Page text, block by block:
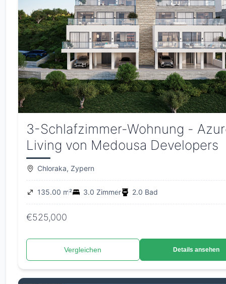
3-Schlafzimmer-Wohnung -
Living von Medousa Developers
Chloraka, Zypern
135.00 m² 3.0 Zimmer 2.0 Bad
€525,000
Vergleichen Details ansehen